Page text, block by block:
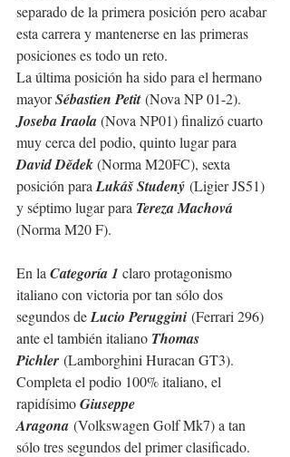
separado de la primera posición pero acabar
esta carrera y mantenerse en las primeras
posiciones es todo un reto.
La última posición ha sido para el hermano
mayor Sébastien Petit (Nova NP 01-2).
Joseba Iraola (Nova NP01) finalizó cuarto
muy cerca del podio, quinto lugar para
David Dědek (Norma M20FC), sexta
posición para Lukáš Studený (Ligier JS51)
y séptimo lugar para Tereza Machová
(Norma M20 F).
En la Categoría 1 claro protagonismo
italiano con victoria por tan sólo dos
segundos de Lucio Peruggini (Ferrari 296)
ante el también italiano Thomas
Pichler (Lamborghini Huracan GT3).
Completa el podio 100% italiano, el
rapidísimo Giuseppe
Aragona (Volkswagen Golf Mk7) a tan
sólo tres segundos del primer clasificado.